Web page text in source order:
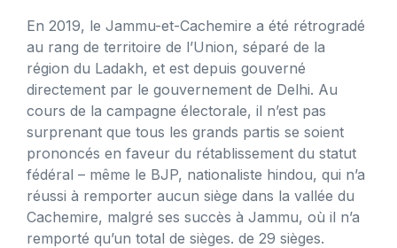
En 2019, le Jammu-et-Cachemire a été rétrogradé
au rang de territoire de l’Union, séparé de la
région du Ladakh, et est depuis gouverné
directement par le gouvernement de Delhi. Au
cours de la campagne électorale, il n’est pas
surprenant que tous les grands partis se soient
prononcés en faveur du rétablissement du statut
fédéral – même le BJP, nationaliste hindou, qui n’a
réussi à remporter aucun siège dans la vallée du
Cachemire, malgré ses succès à Jammu, où il n’a
remporté qu’un total de sièges. de 29 sièges.